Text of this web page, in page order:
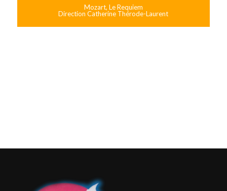
Mozart, Le Requiem
Direction Catherine Thérode-Laurent